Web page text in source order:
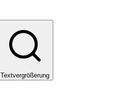
Textvergrößerung